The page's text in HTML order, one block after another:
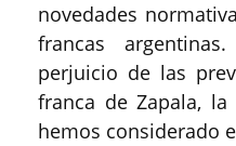
novedades
francas
perjuicio de las
franca de Zapala,
hemos considerado